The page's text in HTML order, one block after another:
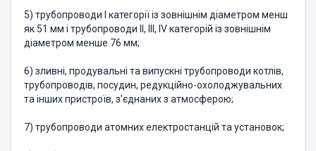
5) трубопроводи I категорії із зовнішнім діаметром менш
як 51 мм і трубопроводи II, III, IV категорій із зовнішнім
діаметром менше 76 мм;
6) зливні, продувальні та випускні трубопроводи котлів,
трубопроводів, посудин, редукційно-охолоджувальних
та інших пристроїв, з'єднаних з атмосферою;
7) трубопроводи атомних електростанцій та установок;